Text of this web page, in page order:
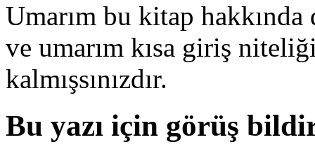
Umarım bu kitap
ve umarım kısa giriş
kalmışsınızdır.
Bu yazı için görüş